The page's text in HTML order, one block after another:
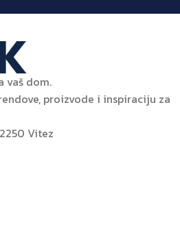
vaš dom.
proizvode i inspiraciju za
Vitez